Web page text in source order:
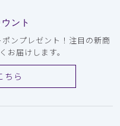
ント
ンプレゼント！注目の新商
お届けします。
ちら